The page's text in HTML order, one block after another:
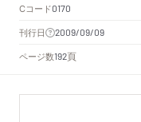
Cコード0170
刊行日 2009/09/09
ページ数192頁